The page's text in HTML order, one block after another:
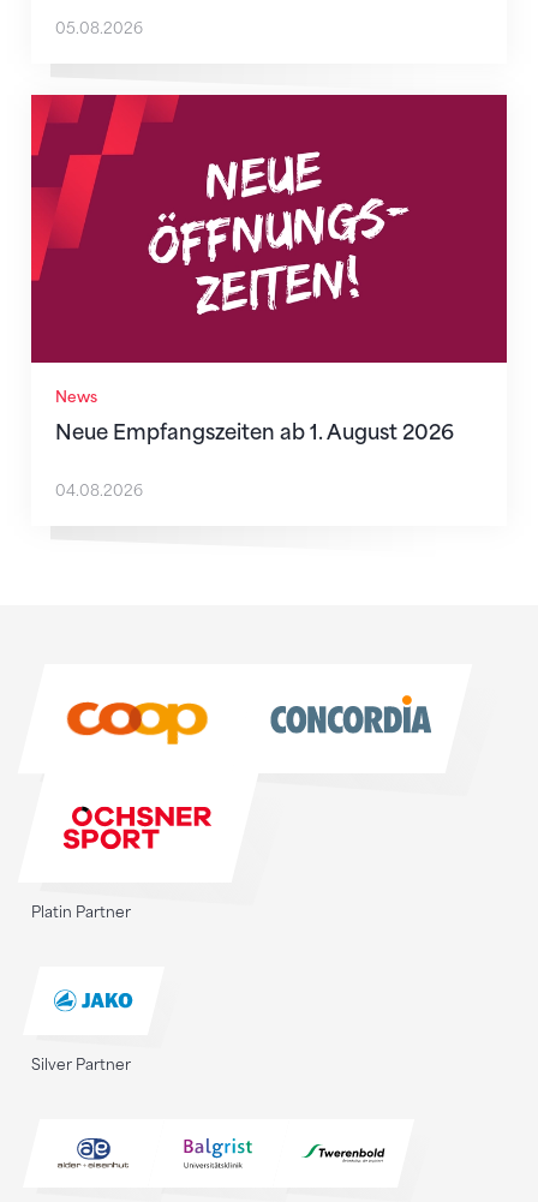
05.08.2026
News
Neue Empfangszeiten ab 1. August 2026
Neue Empfangszeiten ab 1. August 2026
04.08.2026
Platin Partner
Silver Partner